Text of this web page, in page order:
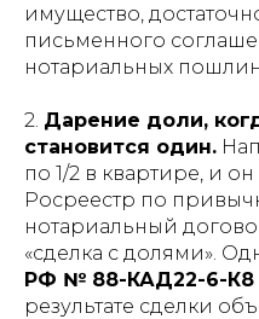
имущество,
письменного
нотариальных
2. Дарение доли,
становится один.
по 1/2 в квартире, и
Росреестр по
нотариальный
«сделка с долями».
РФ № 88-КАД22-6-К8
результате сделки